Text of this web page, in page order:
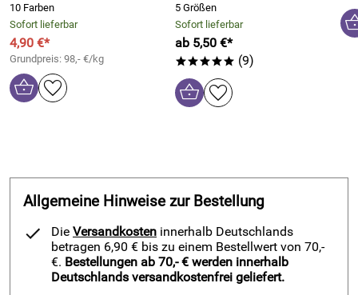
10 Farben
Sofort lieferbar
4,90 €*
Grundpreis: 98,- €/kg
5 Größen
Sofort lieferbar
ab 5,50 €*
***** (9)
Allgemeine Hinweise zur Bestellung
Die Versandkosten innerhalb Deutschlands
betragen 6,90 € bis zu einem Bestellwert von 70,-
€. Bestellungen ab 70,- € werden innerhalb
Deutschlands versandkostenfrei geliefert.